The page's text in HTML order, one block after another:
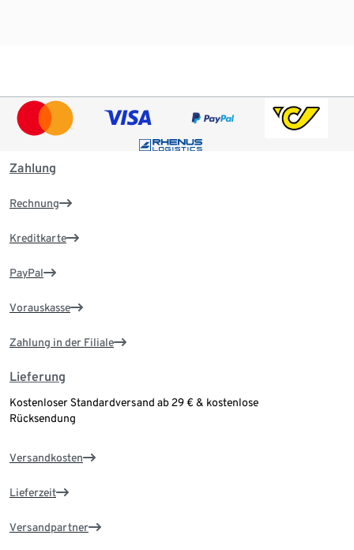
Zahlung
Rechnung
Kreditkarte
PayPal
Vorauskasse
Zahlung in der Filiale
Lieferung
Kostenloser Standardversand ab 29 € & kostenlose
Rücksendung
Versandkosten
Lieferzeit
Versandpartner